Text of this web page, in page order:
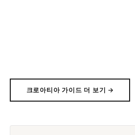
크로아티아 가이드 더 보기 →